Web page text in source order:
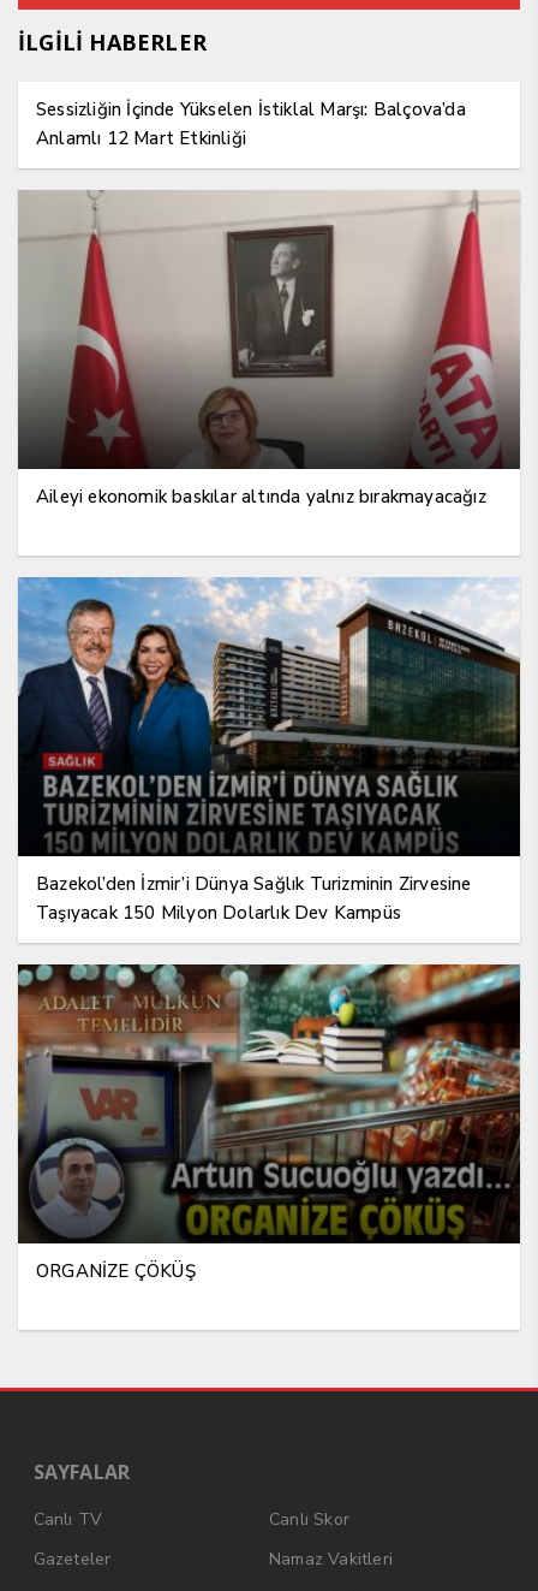
İLGİLİ HABERLER
Sessizliğin İçinde Yükselen İstiklal Marşı: Balçova’da
Anlamlı 12 Mart Etkinliği
Aileyi ekonomik baskılar altında yalnız bırakmayacağız
Bazekol’den İzmir’i Dünya Sağlık Turizminin Zirvesine
Taşıyacak 150 Milyon Dolarlık Dev Kampüs
ORGANİZE ÇÖKÜŞ
SAYFALAR
Canlı TV
Canlı Skor
Gazeteler
Namaz Vakitleri